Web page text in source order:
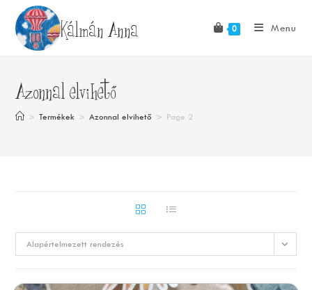
content
Kálmán Anna 0 Menu
Azonnal elvihető
> Termékek > Azonnal elvihető > Page 2
Alapértelmezett rendezés